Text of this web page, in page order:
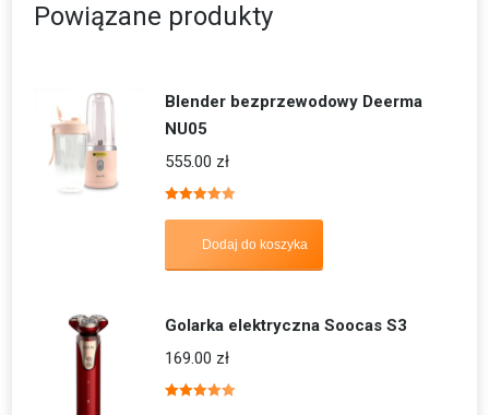
Powiązane produkty
Blender bezprzewodowy Deerma
NU05
555.00 zł
Dodaj do koszyka
Golarka elektryczna Soocas S3
169.00 zł